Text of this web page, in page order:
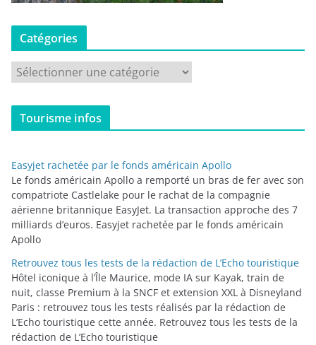
Catégories
t
r
i
e
s
Tourisme infos
Easyjet rachetée par le fonds américain Apollo
Le fonds américain Apollo a remporté un bras de fer avec son
compatriote Castlelake pour le rachat de la compagnie
aérienne britannique EasyJet. La transaction approche des 7
milliards d’euros. Easyjet rachetée par le fonds américain
Apollo
Retrouvez tous les tests de la rédaction de L’Echo touristique
Hôtel iconique à l’Île Maurice, mode IA sur Kayak, train de
nuit, classe Premium à la SNCF et extension XXL à Disneyland
Paris : retrouvez tous les tests réalisés par la rédaction de
L’Echo touristique cette année. Retrouvez tous les tests de la
rédaction de L’Echo touristique